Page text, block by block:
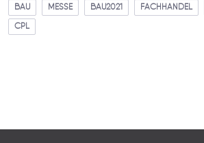
BAU MESSE BAU2021 FACHHANDEL
CPL